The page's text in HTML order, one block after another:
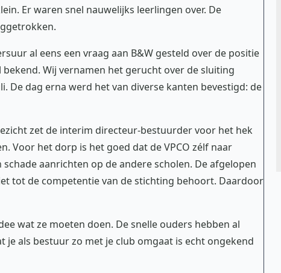
Er waren snel nauwelijks leerlingen over. De
al eens een vraag aan B&W gesteld over de positie
bekend. Wij vernamen het gerucht over de sluiting
De dag erna werd het van diverse kanten bevestigd: de
zet de interim directeur-bestuurder voor het hek
Voor het dorp is het goed dat de VPCO zélf naar
aanrichten op de andere scholen. De afgelopen
tot de competentie van de stichting behoort. Daardoor
wat ze moeten doen. De snelle ouders hebben al
je als bestuur zo met je club omgaat is echt ongekend